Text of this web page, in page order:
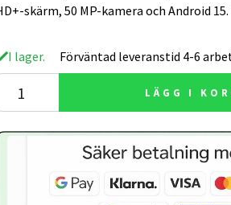
skärm, 50 MP-kamera och Android 15.
I lager. Förväntad leveranstid 4-6
LÄGG I